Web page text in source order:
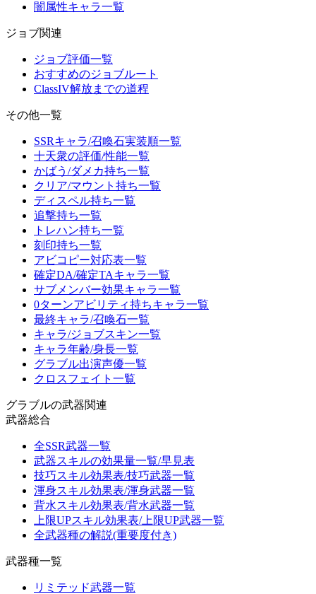
闇属性キャラ一覧
ジョブ関連
ジョブ評価一覧
おすすめのジョブルート
ClassIV解放までの道程
その他一覧
SSRキャラ/召喚石実装順一覧
十天衆の評価/性能一覧
かばう/ダメカ持ち一覧
クリア/マウント持ち一覧
ディスペル持ち一覧
追撃持ち一覧
トレハン持ち一覧
刻印持ち一覧
アビコピー対応表一覧
確定DA/確定TAキャラ一覧
サブメンバー効果キャラ一覧
0ターンアビリティ持ちキャラ一覧
最終キャラ/召喚石一覧
キャラ/ジョブスキン一覧
キャラ年齢/身長一覧
グラブル出演声優一覧
クロスフェイト一覧
グラブルの武器関連
武器総合
全SSR武器一覧
武器スキルの効果量一覧/早見表
技巧スキル効果表/技巧武器一覧
渾身スキル効果表/渾身武器一覧
背水スキル効果表/背水武器一覧
上限UPスキル効果表/上限UP武器一覧
全武器種の解説(重要度付き)
武器種一覧
リミテッド武器一覧